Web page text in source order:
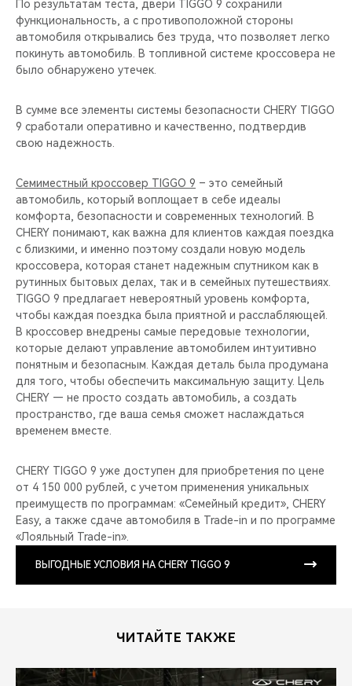
По результатам теста, двери TIGGO 9 сохранили
функциональность, а с противоположной стороны
автомобиля открывались без труда, что позволяет легко
покинуть автомобиль. В топливной системе кроссовера не
было обнаружено утечек.
В сумме все элементы системы безопасности CHERY TIGGO
9 сработали оперативно и качественно, подтвердив
свою надежность.
Семиместный кроссовер TIGGO 9 – это семейный
автомобиль, который воплощает в себе идеалы
комфорта, безопасности и современных технологий. В
CHERY понимают, как важна для клиентов каждая поездка
с близкими, и именно поэтому создали новую модель
кроссовера, которая станет надежным спутником как в
рутинных бытовых делах, так и в семейных путешествиях.
TIGGO 9 предлагает невероятный уровень комфорта,
чтобы каждая поездка была приятной и расслабляющей.
В кроссовер внедрены самые передовые технологии,
которые делают управление автомобилем интуитивно
понятным и безопасным. Каждая деталь была продумана
для того, чтобы обеспечить максимальную защиту. Цель
CHERY — не просто создать автомобиль, а создать
пространство, где ваша семья сможет наслаждаться
временем вместе.
CHERY TIGGO 9 уже доступен для приобретения по цене
от 4 150 000 рублей, с учетом применения уникальных
преимуществ по программам: «Семейный кредит», CHERY
Easy, а также сдаче автомобиля в Trade-in и по программе
«Лояльный Trade-in».
ВЫГОДНЫЕ УСЛОВИЯ НА CHERY TIGGO 9
ЧИТАЙТЕ ТАКЖЕ